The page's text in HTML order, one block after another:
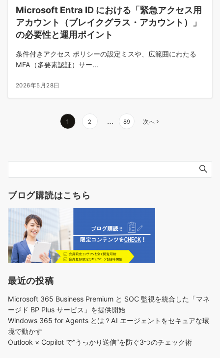
Microsoft Entra ID における「緊急アクセス用
アカウント（ブレイクグラス・アカウント）」
の必要性と運用ポイント
条件付きアクセス ポリシーの設定ミスや、広範囲にわたる
MFA（多要素認証）サー...
2026年5月28日
ジ
送
1 2 … 89 次へ
ブログ購読はこちら
最近の投稿
Microsoft 365 Business Premium と SOC 監視を統合した「マネ
ージド BP Plus サービス」を提供開始
Windows 365 for Agents とは？AI エージェントをセキュアな環
境で動かす
Outlook × Copilot で“うっかり送信”を防ぐ3つのチェック術​